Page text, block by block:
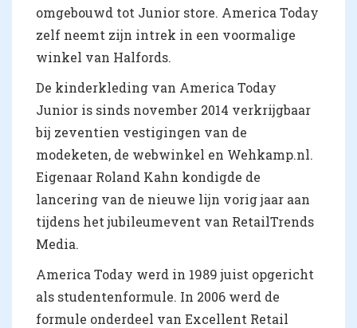
omgebouwd tot Junior store. America Today
zelf neemt zijn intrek in een voormalige
winkel van Halfords.
De kinderkleding van America Today
Junior is sinds november 2014 verkrijgbaar
bij zeventien vestigingen van de
modeketen, de webwinkel en Wehkamp.nl.
Eigenaar Roland Kahn kondigde de
lancering van de nieuwe lijn vorig jaar aan
tijdens het jubileumevent van RetailTrends
Media.
America Today werd in 1989 juist opgericht
als studentenformule. In 2006 werd de
formule onderdeel van Excellent Retail